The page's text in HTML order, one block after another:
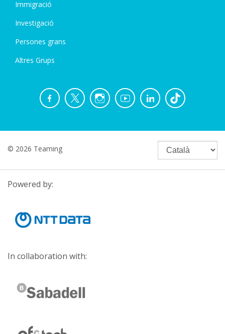
Immigració
Investigació
Persones grans
Altres Grups
© 2026 Teaming
Powered by:
In collaboration with: